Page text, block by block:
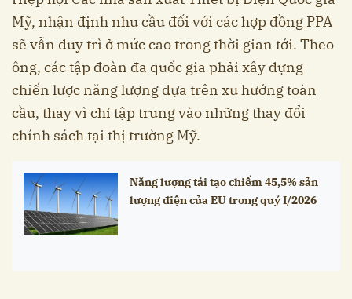
Mỹ, nhận định nhu cầu đối với các hợp đồng PPA
sẽ vẫn duy trì ở mức cao trong thời gian tới. Theo
ông, các tập đoàn đa quốc gia phải xây dựng
chiến lược năng lượng dựa trên xu hướng toàn
cầu, thay vì chỉ tập trung vào những thay đổi
chính sách tại thị trường Mỹ.
Năng lượng tái tạo chiếm 45,5% sản
lượng điện của EU trong quý I/2026